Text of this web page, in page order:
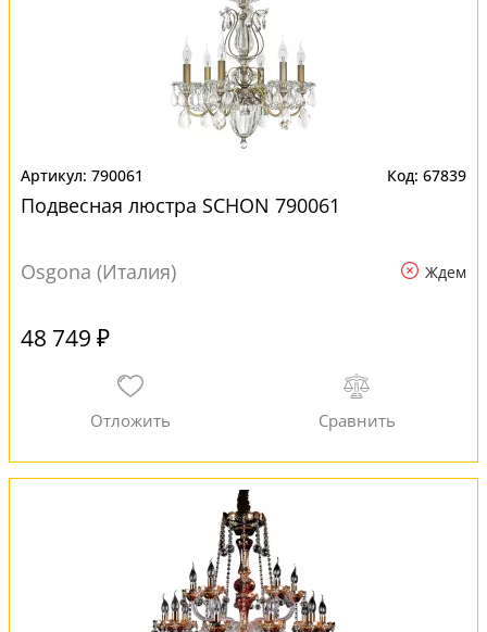
790061 67839
Подвесная люстра SCHON 790061
Osgona (Италия) Ждем
48 749 ₽